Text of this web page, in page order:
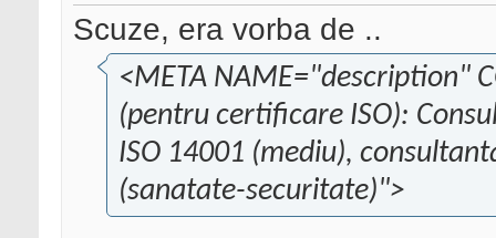
Scuze, era vorba de ..
<META NAME="description"
(pentru certificare ISO):
ISO 14001 (mediu),
(sanatate-securitate)">